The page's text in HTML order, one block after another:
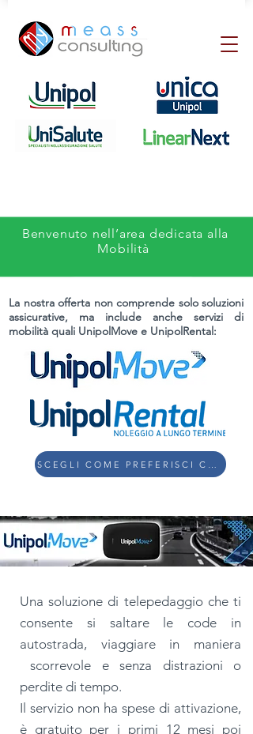
Benvenuto nell’area dedicata alla
Mobilità
La nostra offerta non comprende solo soluzioni
assicurative, ma include anche servizi di
mobilità quali UnipolMove e UnipolRental:
Una soluzione di telepedaggio che ti
consente si saltare le code in
autostrada, viaggiare in maniera
scorrevole e senza distrazioni o
perdite di tempo.
Il servizio non ha spese di attivazione,
è gratuito per i primi 12 mesi poi